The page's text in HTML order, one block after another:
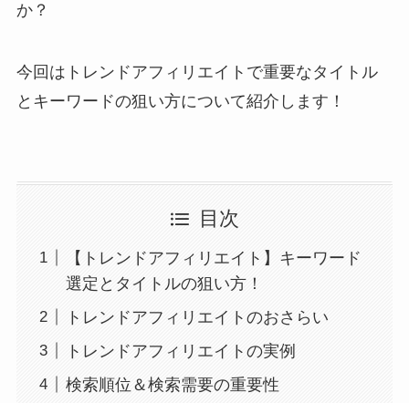
か？
今回はトレンドアフィリエイトで重要なタイトル
とキーワードの狙い方について紹介します！
目次
【トレンドアフィリエイト】キーワード
選定とタイトルの狙い方！
トレンドアフィリエイトのおさらい
トレンドアフィリエイトの実例
検索順位＆検索需要の重要性